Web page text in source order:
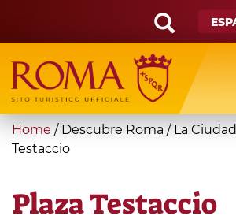
main
content
Search
form
Búsqueda
You
are
Home / Descubre Roma / La Ciudad
Testaccio
Plaza Testaccio